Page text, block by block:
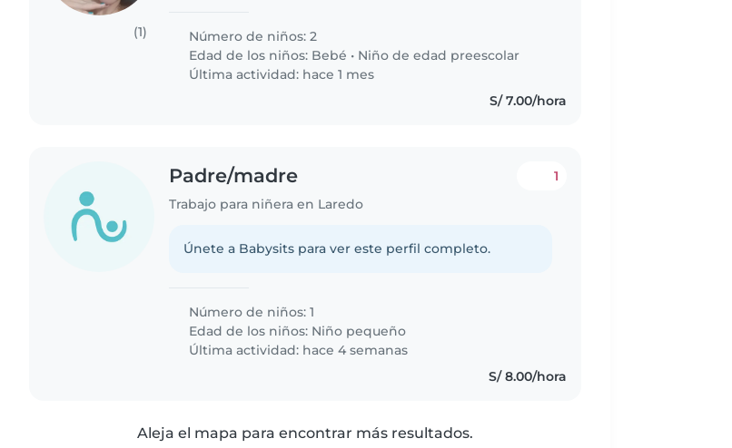
(1)
jugar con ellos, a salir..
Número de niños: 2
Edad de los niños: Bebé • Niño de edad preescolar
Última actividad: hace 1 mes
S/ 7.00/hora
Padre/madre
Trabajo para niñera en Laredo
1
Únete a Babysits para ver este perfil completo.
Número de niños: 1
Edad de los niños: Niño pequeño
Última actividad: hace 4 semanas
S/ 8.00/hora
Aleja el mapa para encontrar más resultados.